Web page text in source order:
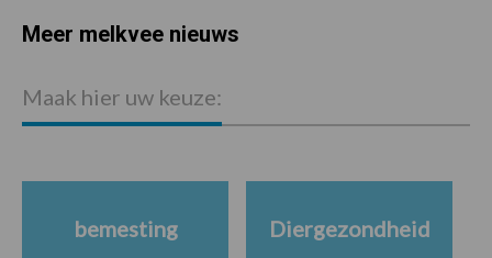
Meer melkvee nieuws
Maak hier uw keuze:
bemesting Diergezondheid